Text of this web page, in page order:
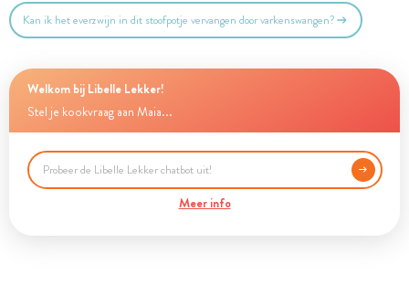
Kan ik het everzwijn in dit stoofpotje vervangen door varkenswangen?
Welkom bij Libelle Lekker!
Stel je kookvraag aan Maia...
Meer info